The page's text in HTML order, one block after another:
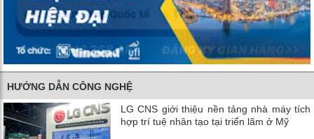
HƯỚNG DẪN CÔNG NGHỆ
LG CNS giới thiệu nền tảng nhà máy tích
hợp trí tuệ nhân tạo tại triển lãm ở Mỹ